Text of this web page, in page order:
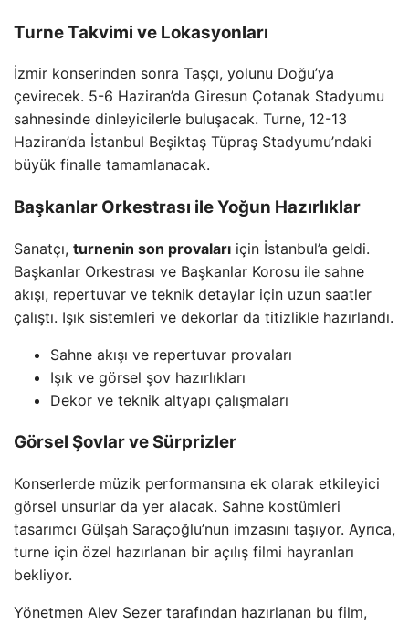
Turne Takvimi ve Lokasyonları
İzmir konserinden sonra Taşçı, yolunu Doğu’ya
çevirecek. 5-6 Haziran’da Giresun Çotanak Stadyumu
sahnesinde dinleyicilerle buluşacak. Turne, 12-13
Haziran’da İstanbul Beşiktaş Tüpraş Stadyumu’ndaki
büyük finalle tamamlanacak.
Başkanlar Orkestrası ile Yoğun Hazırlıklar
Sanatçı, turnenin son provaları için İstanbul’a geldi.
Başkanlar Orkestrası ve Başkanlar Korosu ile sahne
akışı, repertuvar ve teknik detaylar için uzun saatler
çalıştı. Işık sistemleri ve dekorlar da titizlikle hazırlandı.
Sahne akışı ve repertuvar provaları
Işık ve görsel şov hazırlıkları
Dekor ve teknik altyapı çalışmaları
Görsel Şovlar ve Sürprizler
Konserlerde müzik performansına ek olarak etkileyici
görsel unsurlar da yer alacak. Sahne kostümleri
tasarımcı Gülşah Saraçoğlu’nun imzasını taşıyor. Ayrıca,
turne için özel hazırlanan bir açılış filmi hayranları
bekliyor.
Yönetmen Alev Sezer tarafından hazırlanan bu film,